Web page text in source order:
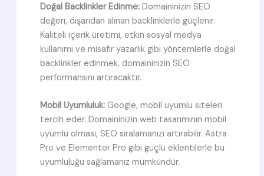
Doğal Backlinkler Edinme:Domaininizin SEO
değeri, dışarıdan alınan backlinklerle güçlenir.
Kaliteli içerik üretimi, etkin sosyal medya
kullanımı ve misafir yazarlık gibi yöntemlerle doğal
backlinkler edinmek, domaininizin SEO
performansını artıracaktır.
Mobil Uyumluluk:Google, mobil uyumlu siteleri
tercih eder. Domaininizin web tasarımının mobil
uyumlu olması, SEO sıralamanızı artırabilir. Astra
Pro ve Elementor Pro gibi güçlü eklentilerle bu
uyumluluğu sağlamanız mümkündür.